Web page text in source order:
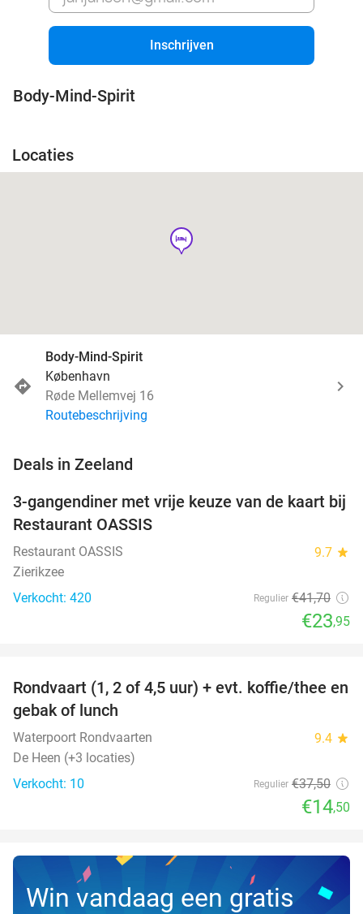
Inschrijven
Body-Mind-Spirit
Locaties
hotel
Body-Mind-Spirit
København
Røde Mellemvej 16
Routebeschrijving
Deals in Zeeland
43%
3-gangendiner met vrije keuze van de kaart bij
Restaurant OASSIS
Restaurant OASSIS 9.7 star
Zierikzee
Verkocht: 420
Regulier €41,70
€23,95
61%
TODAY
Rondvaart (1, 2 of 4,5 uur) + evt. koffie/thee en
gebak of lunch
Waterpoort Rondvaarten 9.4 star
De Heen (+3 locaties)
Verkocht: 10
Regulier €37,50
€14,50
Win vandaag een gratis